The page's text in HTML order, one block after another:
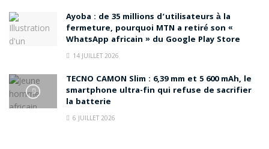
Ayoba : de 35 millions d’utilisateurs à la
fermeture, pourquoi MTN a retiré son «
WhatsApp africain » du Google Play Store
14 JUILLET 2026
TECNO CAMON Slim : 6,39 mm et 5 600 mAh, le
smartphone ultra-fin qui refuse de sacrifier
la batterie
6 JUILLET 2026